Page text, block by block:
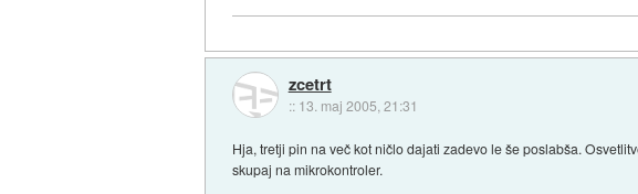
zcetrt
:: 13. maj 2005, 21:31
Hja, tretji pin na več kot ničlo dajati zadevo le še poslabša.
skupaj na mikrokontroler.